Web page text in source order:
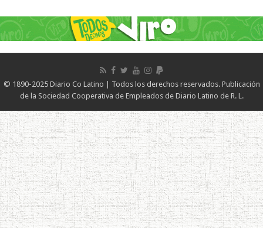
© 1890-2025 Diario Co Latino | Todos los derechos reservados. Publicación
de la Sociedad Cooperativa de Empleados de Diario Latino de R. L.